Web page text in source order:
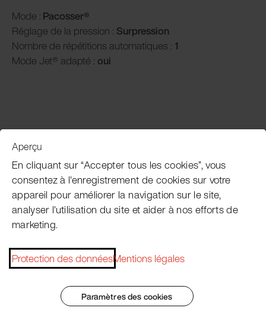
Mode : Pacosser®
Réglage de la pression : Surpression
Nombre de répétitions automatiques : 1
Mode Jet® adapté : oui
Service clientèle
Subscribe Pacojet Newsletter
Would you like to be regularly updated on news, event
Aperçu
En cliquant sur “Accepter tous les cookies”, vous
consentez à l'enregistrement de cookies sur votre
appareil pour améliorer la navigation sur le site,
analyser l'utilisation du site et aider à nos efforts de
marketing.
Protection des donnéesMentions légales
Paramètres des cookies